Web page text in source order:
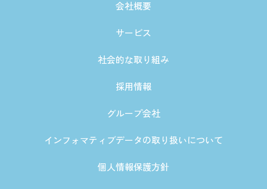
会社概要
サービス
社会的な取り組み
採用情報
グループ会社
インフォマティブデータの取り扱いについて
個人情報保護方針